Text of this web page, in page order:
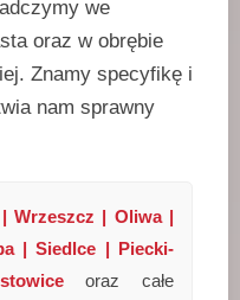
we
oraz w obrębie
Znamy specyfikę i
nam sprawny
Wrzeszcz | Oliwa |
| Siedlce | Piecki-
oraz całe